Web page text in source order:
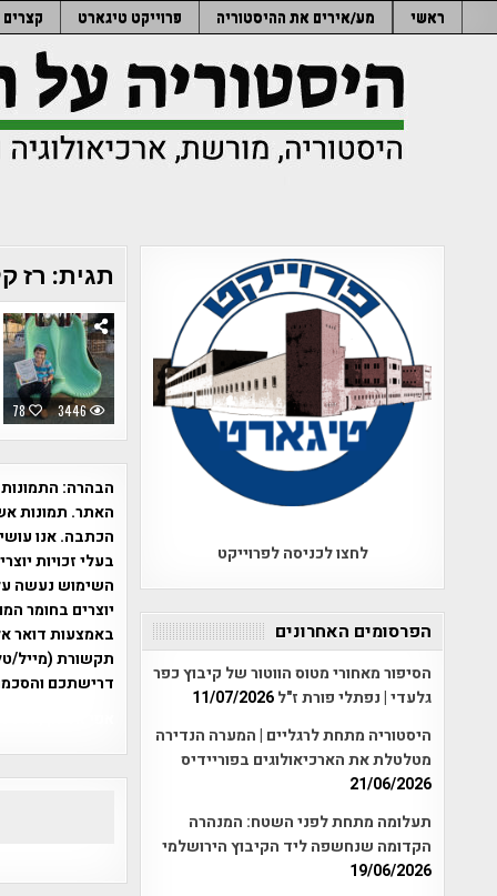
to
ראשי מע/אירים את ההיסטוריה פרוייקט טיגארט קצרים
תגית: רז
78 3446
הבהרה:
האתר. תמונות
הכתבה. אנו
בעלי זכויות
יוצרים בחומר
תקשורת (מייל/
דרישתכם
לחצו לכניסה לפרוייקט
הפרסומים האחרונים
הסיפור מאחורי מטוס הווטור של קיבוץ כפר
גלעדי | נפתלי פורת ז"ל11/07/2026
היסטוריה מתחת לרגליים | המערה הנדירה
מטלטלת את הארכיאולוגים בפוריידיס
21/06/2026
תעלומה מתחת לפני השטח: המנהרה
הקדומה שנחשפה ליד הקיבוץ הירושלמי
19/06/2026